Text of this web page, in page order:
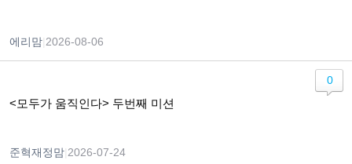
에리맘 2026-08-06
<모두가 움직인다> 두번째 미션
준혁재정맘 2026-07-24
0